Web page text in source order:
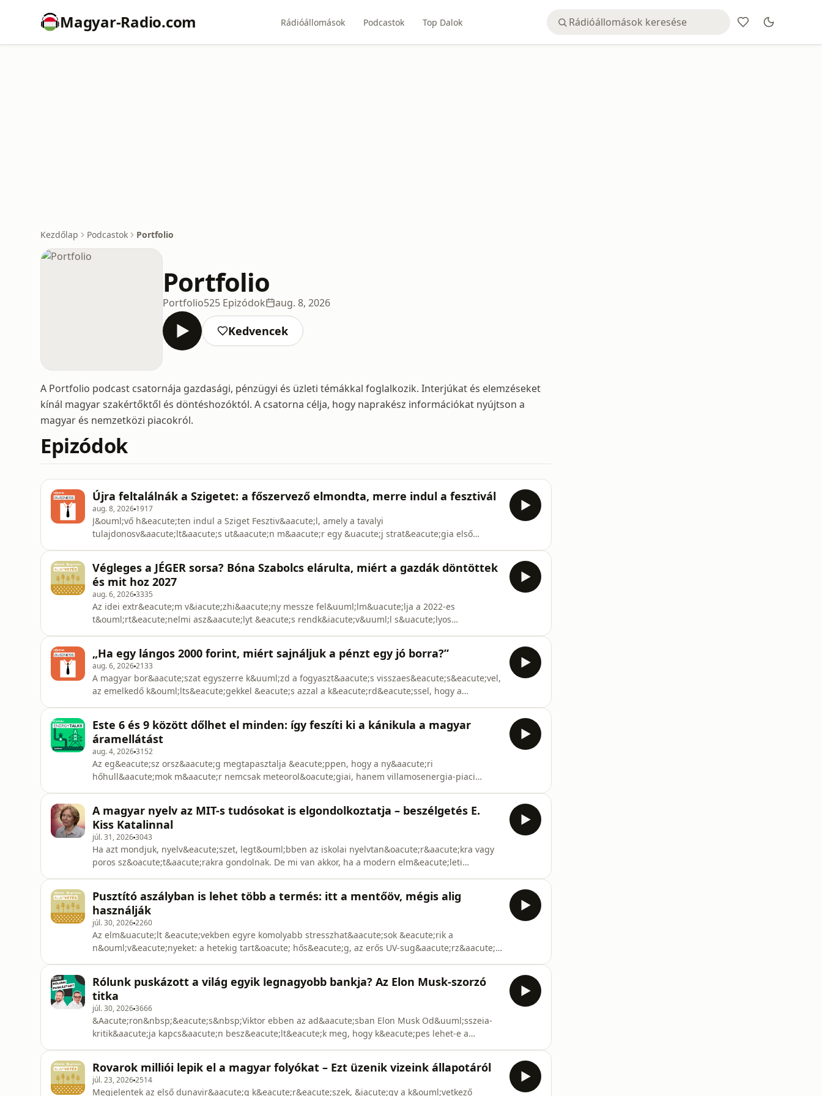
Magyar-Radio.com Rádióállomások Podcastok Top Dalok
Kezdőlap Podcastok Portfolio
Portfolio
Portfolio525 Epizódok aug. 8, 2026
Kedvencek
A Portfolio podcast csatornája gazdasági, pénzügyi és üzleti témákkal foglalkozik. Interjúkat és elemzéseket
kínál magyar szakértőktől és döntéshozóktól. A csatorna célja, hogy naprakész információkat nyújtson a
magyar és nemzetközi piacokról.
Epizódok
Újra feltalálnák a Szigetet: a főszervező elmondta, merre indul a fesztivál
aug. 8, 2026 1917
J&ouml;vő h&eacute;ten indul a Sziget Fesztiv&aacute;l, amely a tavalyi
tulajdonosv&aacute;lt&aacute;s ut&aacute;n m&aacute;r egy &uacute;j strat&eacute;gia első
k&uuml;lf&ouml;ldi k&ouml;z&ouml;ns&eacute;g visszaszerz&eacute;s&eacute;ről, a
megv&aacute;ltozott zeneiparr&oacute;l &eacute;s az idei &uacute;j&iacute;t&aa
Végleges a JÉGER sorsa? Bóna Szabolcs elárulta, miért a gazdák döntöttek
és mit hoz 2027
aug. 6, 20263335
Az idei extr&eacute;m v&iacute;zhi&aacute;ny messze fel&uuml;lm&uacute;lja a 2022-es
t&ouml;rt&eacute;nelmi asz&aacute;lyt &eacute;s rendk&iacute;v&uuml;l s&uacute;lyos
j&eacute;gk&aacute;rm&eacute;rs&eacute;klő rendszer k&ouml;r&uuml;li vit&aacute
„Ha egy lángos 2000 forint, miért sajnáljuk a pénzt egy jó borra?”
aug. 6, 20262133
A magyar bor&aacute;szat egyszerre k&uuml;zd a fogyaszt&aacute;s visszaes&eacute;s&eacute;vel,
az emelkedő k&ouml;lts&eacute;gekkel &eacute;s azzal a k&eacute;rd&eacute;ssel, hogy a
&aacute;r&uacute; borokra &eacute
Este 6 és 9 között dőlhet el minden: így feszíti ki a kánikula a magyar
áramellátást
aug. 4, 20263152
Az eg&eacute;sz orsz&aacute;g megtapasztalja &eacute;ppen, hogy a ny&aacute;ri
hőhull&aacute;mok m&aacute;r nemcsak meteorol&oacute;giai, hanem villamosenergia-piaci
De mit tehet ilyenkor a rendszerir&aacu
A magyar nyelv az MIT-s tudósokat is elgondolkoztatja – beszélgetés E.
Kiss Katalinnal
júl. 31, 20263043
Ha azt mondjuk, nyelv&eacute;szet, legt&ouml;bben az iskolai nyelvtan&oacute;r&aacute;kra vagy
poros sz&oacute;t&aacute;rakra gondolnak. De mi van akkor, ha a modern elm&eacute;leti
belső műk&ouml;d&eacute;s&eacute;nek kutat&aacute;sa? Amikor Noam Choms
Pusztító aszályban is lehet több a termés: itt a mentőöv, mégis alig
használják
júl. 30, 20262260
Az elm&uacute;lt &eacute;vekben egyre komolyabb stresszhat&aacute;sok &eacute;rik a
n&ouml;v&eacute;nyeket: a hetekig tart&oacute; hős&eacute;g, az erős UV-sug&aacute;rz&aacute;s,
k&eacute;pess&eacute;g&eacute;t, ami az
Rólunk puskázott a világ egyik legnagyobb bankja? Az Elon Musk-szorzó
titka
júl. 30, 20263666
&Aacute;ron&nbsp;&eacute;s&nbsp;Viktor ebben az ad&aacute;sban Elon Musk Od&uuml;sszeia-
kritik&aacute;ja kapcs&aacute;n besz&eacute;lt&eacute;k meg, hogy k&eacute;pes lehet-e a
ez milyen &uuml;zleti k&ouml;vetkezm
Rovarok milliói lepik el a magyar folyókat – Ezt üzenik vizeink állapotáról
júl. 23, 20262514
Megjelentek az első dunavir&aacute;g k&eacute;r&eacute;szek, &iacute;gy a k&ouml;vetkező